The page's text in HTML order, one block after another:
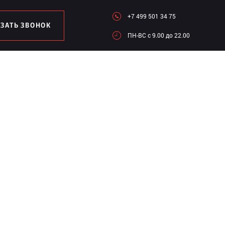
ЗВОНОК
+7 499 501 34 75
ПН-ВC c 9.00 до 22.00